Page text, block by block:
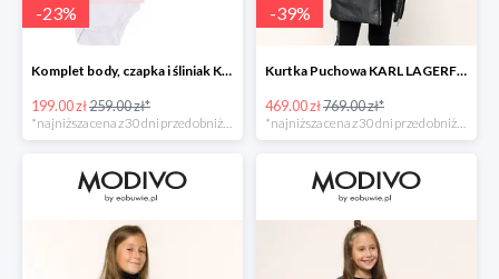
-23%
Komplet body, czapka i śliniak KARL LAGERFELD -23%
199.00 zł259.00 zł*
-39%
Kurtka Puchowa KARL LAGERFELD -39%
469.00 zł769.00 zł*